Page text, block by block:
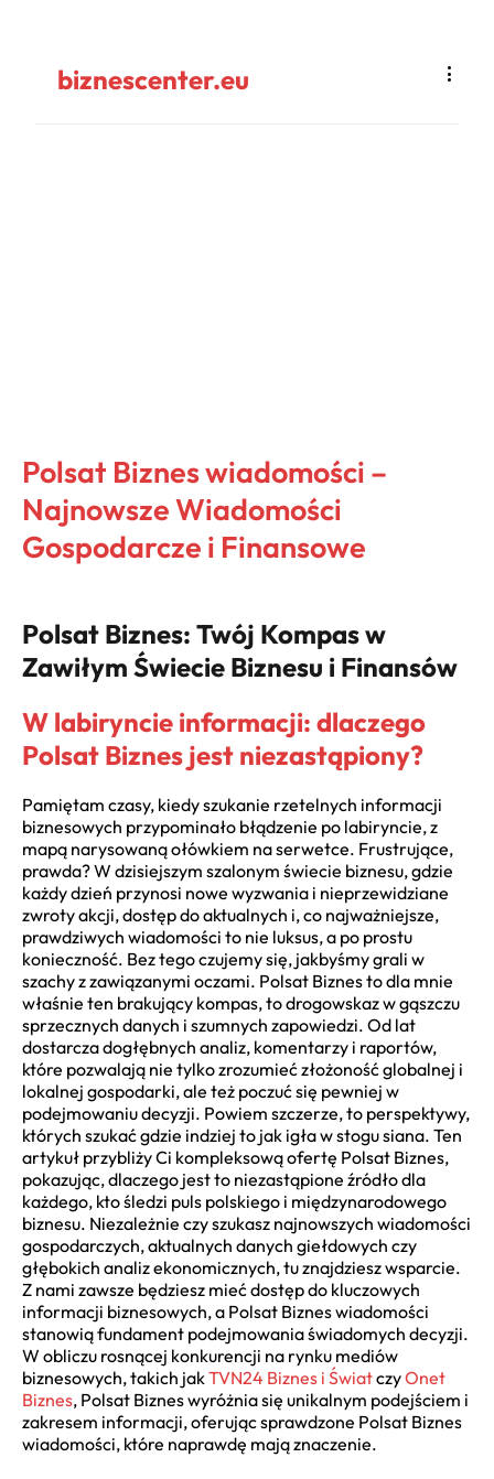
biznescenter.eu
Polsat Biznes wiadomości –
Najnowsze Wiadomości
Gospodarcze i Finansowe
Polsat Biznes: Twój Kompas w
Zawiłym Świecie Biznesu i Finansów
W labiryncie informacji: dlaczego
Polsat Biznes jest niezastąpiony?
Pamiętam czasy, kiedy szukanie rzetelnych informacji
biznesowych przypominało błądzenie po labiryncie, z
mapą narysowaną ołówkiem na serwetce. Frustrujące,
prawda? W dzisiejszym szalonym świecie biznesu, gdzie
każdy dzień przynosi nowe wyzwania i nieprzewidziane
zwroty akcji, dostęp do aktualnych i, co najważniejsze,
prawdziwych wiadomości to nie luksus, a po prostu
konieczność. Bez tego czujemy się, jakbyśmy grali w
szachy z zawiązanymi oczami. Polsat Biznes to dla mnie
właśnie ten brakujący kompas, to drogowskaz w gąszczu
sprzecznych danych i szumnych zapowiedzi. Od lat
dostarcza dogłębnych analiz, komentarzy i raportów,
które pozwalają nie tylko zrozumieć złożoność globalnej i
lokalnej gospodarki, ale też poczuć się pewniej w
podejmowaniu decyzji. Powiem szczerze, to perspektywy,
których szukać gdzie indziej to jak igła w stogu siana. Ten
artykuł przybliży Ci kompleksową ofertę Polsat Biznes,
pokazując, dlaczego jest to niezastąpione źródło dla
każdego, kto śledzi puls polskiego i międzynarodowego
biznesu. Niezależnie czy szukasz najnowszych wiadomości
gospodarczych, aktualnych danych giełdowych czy
głębokich analiz ekonomicznych, tu znajdziesz wsparcie.
Z nami zawsze będziesz mieć dostęp do kluczowych
informacji biznesowych, a Polsat Biznes wiadomości
stanowią fundament podejmowania świadomych decyzji.
W obliczu rosnącej konkurencji na rynku mediów
biznesowych, takich jakTVN24 Biznes i ŚwiatczyOnet
Biznes, Polsat Biznes wyróżnia się unikalnym podejściem i
zakresem informacji, oferując sprawdzone Polsat Biznes
wiadomości, które naprawdę mają znaczenie.